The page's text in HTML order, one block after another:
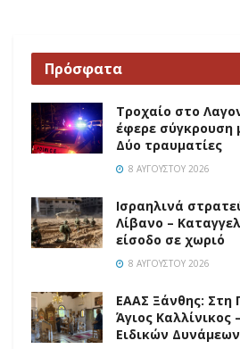
Πρόσφατα
Τροχαίο στο
έφερε σύγκρουση
Δύο τραυματίες
8 ΑΥΓΟΎΣΤΟΥ 2026
Ισραηλινά
Λίβανο –
είσοδο σε χωριό
8 ΑΥΓΟΎΣΤΟΥ 2026
EAAΣ Ξάνθης: Στη
Άγιος
Ειδικών